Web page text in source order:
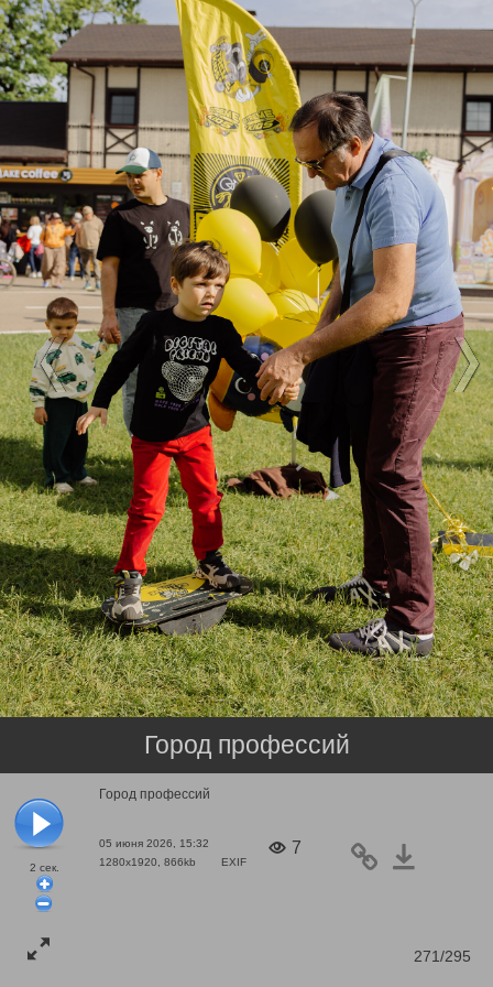
2 сек.
Город профессий
05 июня 2026, 15:32
1280x1920, 866kb
EXIF
7
271/295
Город профессий